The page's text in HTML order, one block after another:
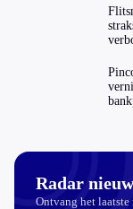
Zo
en
Radar
Ontvang het